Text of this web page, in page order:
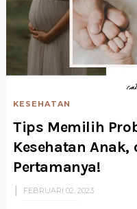
KESEHATAN
Tips Memilih
Kesehatan Anak,
Pertamanya!
FEBRUARI 02, 2023